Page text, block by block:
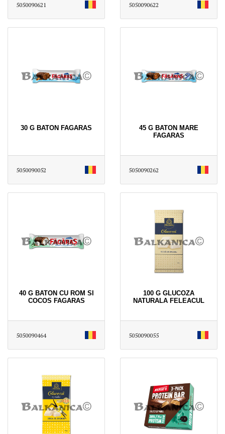
5050090621 5050090622
30 G BATON FAGARAS
5050090052
45 G BATON MARE
FAGARAS
5050090262
40 G BATON CU ROM SI
COCOS FAGARAS
5050090464
100 G GLUCOZA
NATURALA FELEACUL
5050090055